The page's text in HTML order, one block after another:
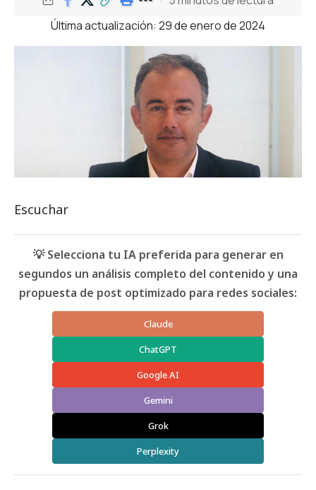
Última actualización: 29 de enero de 2024
Escuchar
💡 Selecciona tu IA preferida para generar en
segundos un análisis completo del contenido y una
propuesta de post optimizado para redes sociales:
Claude
ChatGPT
Google AI
Gemini
Grok
Perplexity